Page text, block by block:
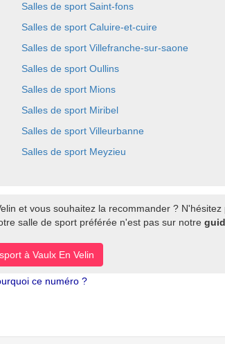
Salles de sport Saint-fons
Salles de sport Caluire-et-cuire
Salles de sport Villefranche-sur-saone
Salles de sport Oullins
Salles de sport Mions
Salles de sport Miribel
Salles de sport Villeurbanne
Salles de sport Meyzieu
et vous souhaitez la recommander ?
salle de sport préférée n'est pas sur notre
à Vaulx En Velin
ce numéro ?